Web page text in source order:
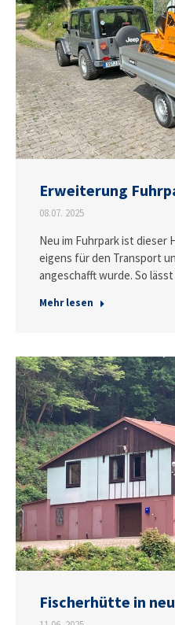
Erweiterung
08.07. 2025
Neu im Fuhrpark ist dieser
eigens für den Transport
angeschafft wurde. So
Mehr lesen
Fischerhütte in